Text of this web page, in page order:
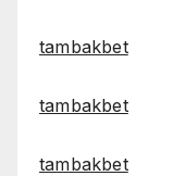
tambakbet
tambakbet
tambakbet